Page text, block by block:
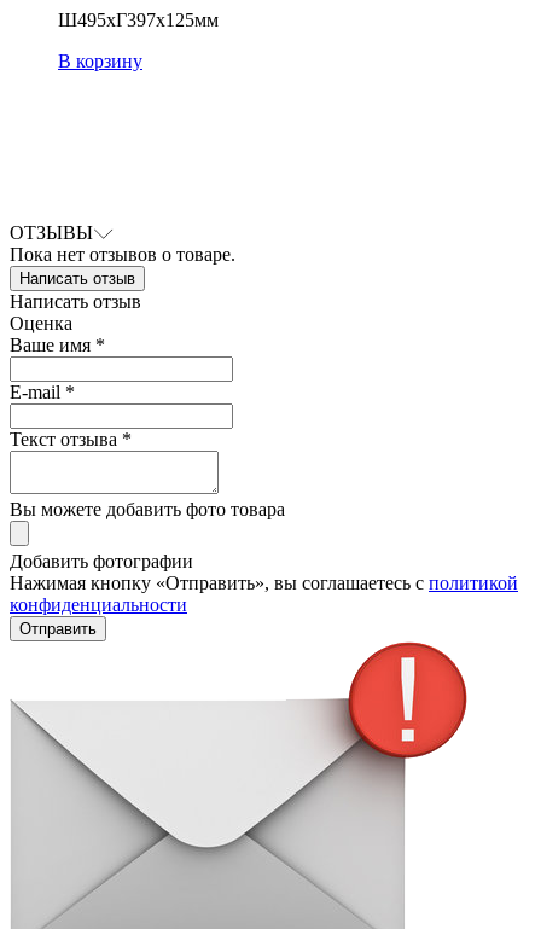
Ш495xГ397x125мм
В корзину
ОТЗЫВЫ
Пока нет отзывов о товаре.
Написать отзыв
Написать отзыв
Оценка
Ваше имя *
E-mail *
Текст отзыва *
Вы можете добавить фото товара
Добавить фотографии
Нажимая кнопку «Отправить», вы соглашаетесь с политикой
конфиденциальности
Отправить